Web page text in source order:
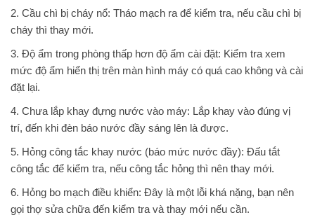
2. Cầu chì bị cháy nổ: Tháo mạch ra để kiểm tra, nếu cầu chì bị
cháy thì thay mới.
3. Độ ẩm trong phòng thấp hơn độ ẩm cài đặt: Kiểm tra xem
mức độ ẩm hiển thị trên màn hình máy có quá cao không và cài
đặt lại.
4. Chưa lắp khay đựng nước vào máy: Lắp khay vào đúng vị
trí, đến khi đèn báo nước đầy sáng lên là được.
5. Hỏng công tắc khay nước (báo mức nước đầy): Đấu tắt
công tắc để kiểm tra, nếu công tắc hỏng thì nên thay mới.
6. Hỏng bo mạch điều khiển: Đây là một lỗi khá nặng, bạn nên
gọi thợ sửa chữa đến kiểm tra và thay mới nếu cần.